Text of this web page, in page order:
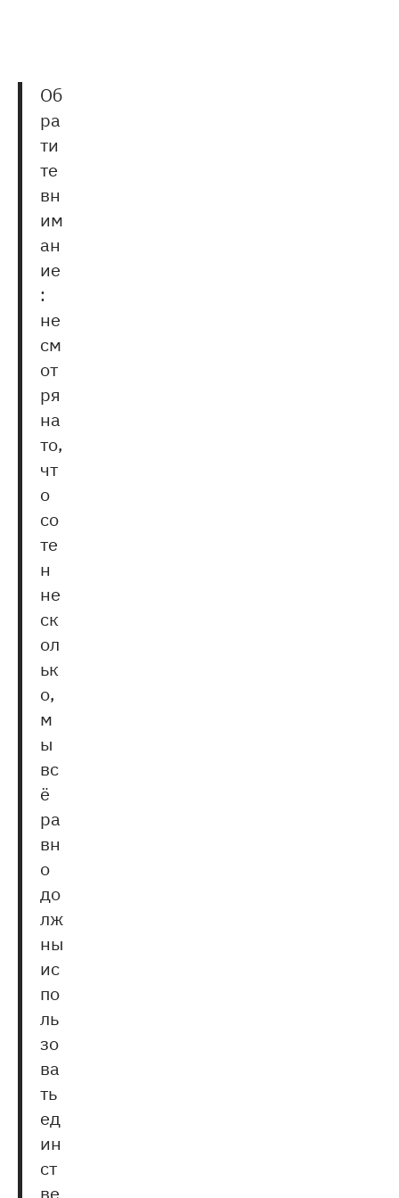
Об
ра
ти
те
вн
им
ан
ие
:
не
см
от
ря
на
то,
чт
о
со
те
н
не
ск
ол
ьк
о,
м
ы
вс
ё
ра
вн
о
до
лж
ны
ис
по
ль
зо
ва
ть
ед
ин
ст
ве